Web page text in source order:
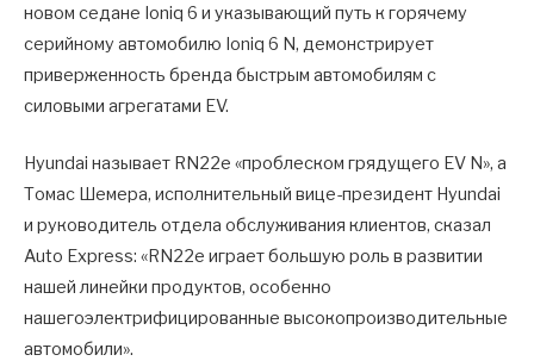
новом седане Ioniq 6 и указывающий путь к горячему
серийному автомобилю Ioniq 6 N, демонстрирует
приверженность бренда быстрым автомобилям с
силовыми агрегатами EV.
Hyundai называет RN22e «проблеском грядущего EV N», а
Томас Шемера, исполнительный вице-президент Hyundai
и руководитель отдела обслуживания клиентов, сказал
Auto Express: «RN22e играет большую роль в развитии
нашей линейки продуктов, особенно
нашегоэлектрифицированные высокопроизводительные
автомобили».